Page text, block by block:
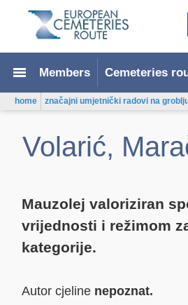
menu Members Cemeteries
home značajni umjetnički radovi na
Volarić,
Mauzolej valoriziran
vrijednosti i režimom
kategorije.
Autor cjeline nepoznat.